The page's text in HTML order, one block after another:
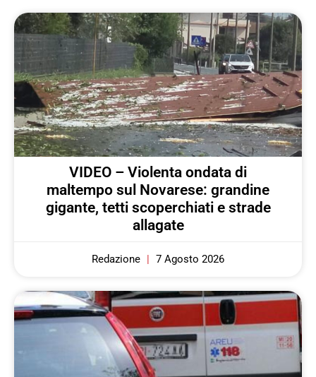
VIDEO – Violenta ondata di
maltempo sul Novarese: grandine
gigante, tetti scoperchiati e strade
allagate
Redazione 7 Agosto 2026